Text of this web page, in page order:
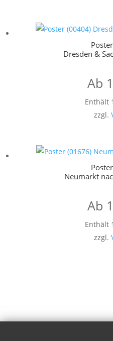
Dresden &
Ab
Enthält
zzgl.
Neumarkt
Ab
Enthält
zzgl.